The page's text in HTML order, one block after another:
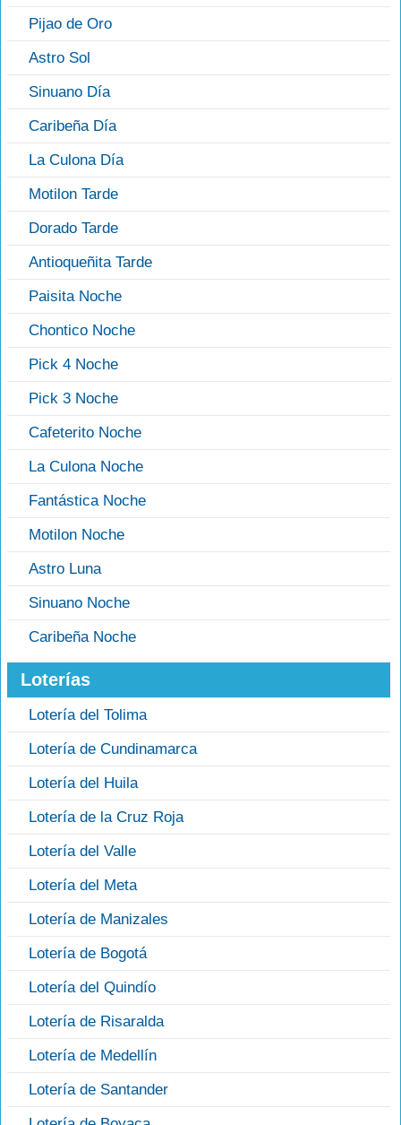
Pijao de Oro
Astro Sol
Sinuano Día
Caribeña Día
La Culona Día
Motilon Tarde
Dorado Tarde
Antioqueñita Tarde
Paisita Noche
Chontico Noche
Pick 4 Noche
Pick 3 Noche
Cafeterito Noche
La Culona Noche
Fantástica Noche
Motilon Noche
Astro Luna
Sinuano Noche
Caribeña Noche
Loterías
Lotería del Tolima
Lotería de Cundinamarca
Lotería del Huila
Lotería de la Cruz Roja
Lotería del Valle
Lotería del Meta
Lotería de Manizales
Lotería de Bogotá
Lotería del Quindío
Lotería de Risaralda
Lotería de Medellín
Lotería de Santander